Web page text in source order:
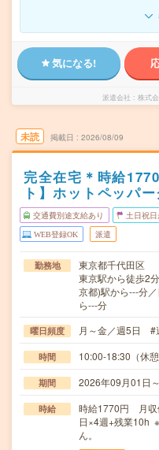
気になる!
派遣会社 株式
未読 掲載日 2026/08/09
完全在宅＊時給
ト】ホットペッパ
交通費別途支給あり 土日祝
WEB登録OK 派遣
勤務地
東京都千代田区
東京駅から徒歩2
京都)駅から---分
ら---分
曜日頻度 月～金／週5日 #
時間 10:00-18:30（休
期間 2026年09月01日
時給
時給1770円 月収
日×4週+残業10h
ん。